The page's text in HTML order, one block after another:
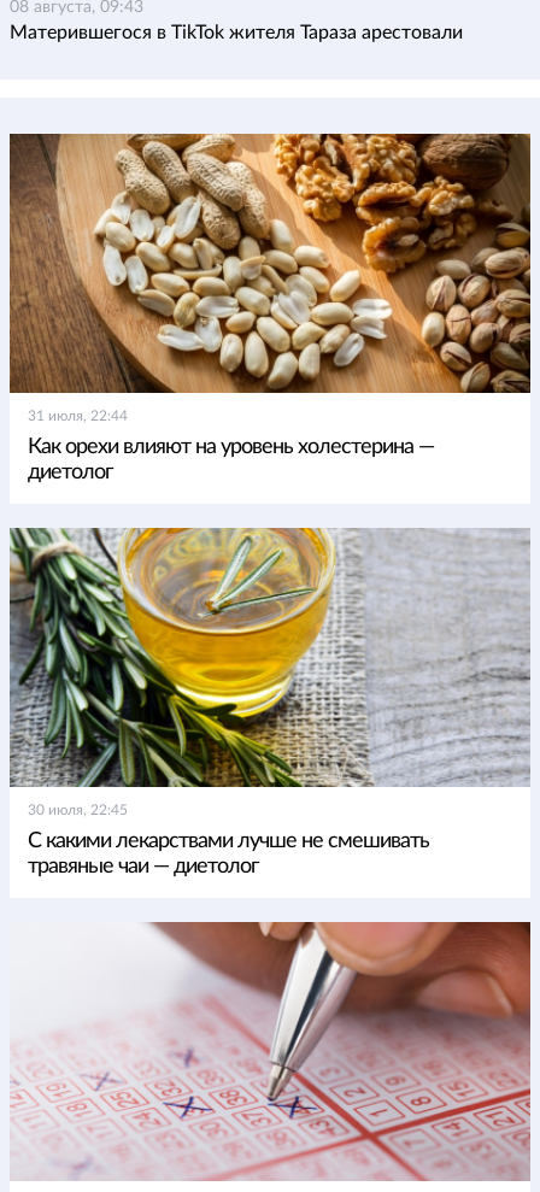
08 августа, 09:43
Матерившегося в TikTok жителя Тараза арестовали
31 июля, 22:44
Как орехи влияют на уровень холестерина —
диетолог
30 июля, 22:45
С какими лекарствами лучше не смешивать
травяные чаи — диетолог